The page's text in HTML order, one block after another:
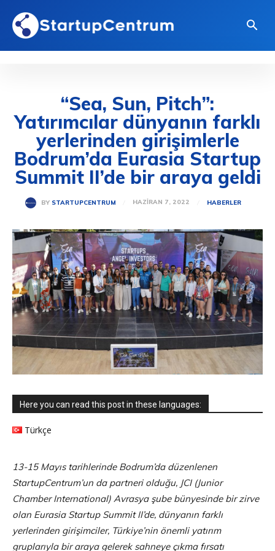
“Sea, Sun, Pitch”:
Yatırımcılar dünyanın farklı
yerlerinden girişimlerle
Bodrum’da Eurasia Startup
Summit II’de bir araya geldi
BY STARTUPCENTRUM HAZIRAN 7, 2022 HABERLER
Here you can read this post in these languages:
Türkçe
13-15 Mayıs tarihlerinde Bodrum’da düzenlenen
StartupCentrum’un da partneri olduğu, JCI (Junior
Chamber International) Avrasya şube bünyesinde bir zirve
olan Eurasia Startup Summit II’de, dünyanın farklı
yerlerinden girişimciler, Türkiye’nin önemli yatırım
gruplarıyla bir araya gelerek sahneye çıkma fırsatı